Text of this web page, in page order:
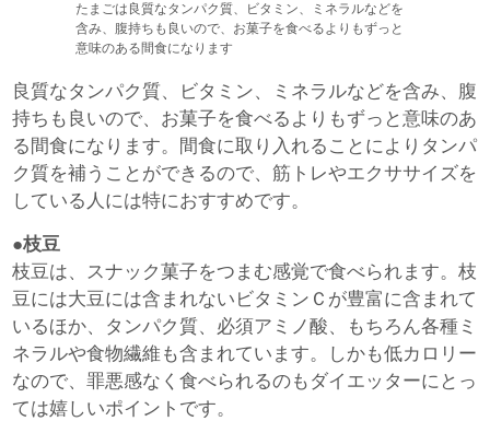
たまごは良質なタンパク質、ビタミン、ミネラルなどを
含み、腹持ちも良いので、お菓子を食べるよりもずっと
意味のある間食になります
良質なタンパク質、ビタミン、ミネラルなどを含み、腹
持ちも良いので、お菓子を食べるよりもずっと意味のあ
る間食になります。間食に取り入れることによりタンパ
ク質を補うことができるので、筋トレやエクササイズを
している人には特におすすめです。
●枝豆
枝豆は、スナック菓子をつまむ感覚で食べられます。枝
豆には大豆には含まれないビタミンＣが豊富に含まれて
いるほか、タンパク質、必須アミノ酸、もちろん各種ミ
ネラルや食物繊維も含まれています。しかも低カロリー
なので、罪悪感なく食べられるのもダイエッターにとっ
ては嬉しいポイントです。